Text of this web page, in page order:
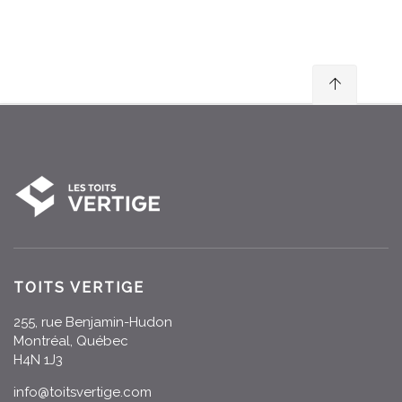
TOITS VERTIGE
255, rue Benjamin-Hudon
Montréal, Québec
H4N 1J3
info@toitsvertige.com